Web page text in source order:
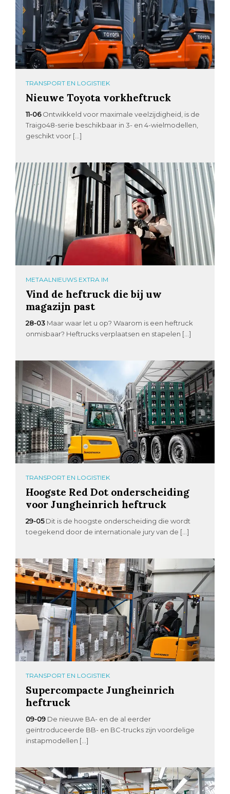
TRANSPORT EN LOGISTIEK
Nieuwe Toyota vorkheftruck
11-06 Ontwikkeld voor maximale veelzijdigheid, is de
Traigo48-serie beschikbaar in 3- en 4-wielmodellen,
geschikt voor […]
METAALNIEUWS EXTRA IM
Vind de heftruck die bij uw
magazijn past
28-03 Maar waar let u op? Waarom is een heftruck
onmisbaar? Heftrucks verplaatsen en stapelen […]
TRANSPORT EN LOGISTIEK
Hoogste Red Dot onderscheiding
voor Jungheinrich heftruck
29-05 Dit is de hoogste onderscheiding die wordt
toegekend door de internationale jury van de […]
TRANSPORT EN LOGISTIEK
Supercompacte Jungheinrich
heftruck
09-09 De nieuwe BA- en de al eerder
geïntroduceerde BB- en BC-trucks zijn voordelige
instapmodellen […]